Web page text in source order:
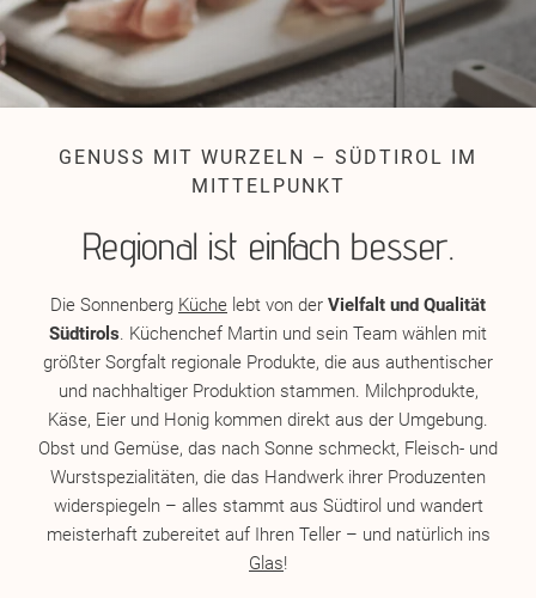
GENUSS MIT WURZELN – SÜDTIROL IM
MITTELPUNKT
Regional ist einfach besser.
Die Sonnenberg Küche lebt von der Vielfalt und Qualität
Südtirols . Küchenchef Martin und sein Team wählen mit
größter Sorgfalt regionale Produkte, die aus authentischer
und nachhaltiger Produktion stammen. Milchprodukte,
Käse, Eier und Honig kommen direkt aus der Umgebung.
Obst und Gemüse, das nach Sonne schmeckt, Fleisch- und
Wurstspezialitäten, die das Handwerk ihrer Produzenten
widerspiegeln – alles stammt aus Südtirol und wandert
meisterhaft zubereitet auf Ihren Teller – und natürlich ins
Glas!